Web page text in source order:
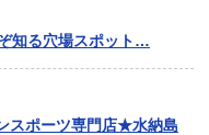
知る穴場スポット…
スポーツ専門店★水納島